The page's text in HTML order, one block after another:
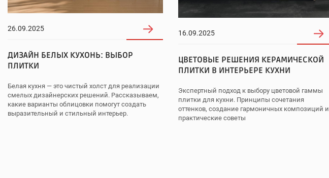
26.09.2025
ДИЗАЙН БЕЛЫХ КУХОНЬ: ВЫБОР
ПЛИТКИ
Белая кухня — это чистый холст для реализации
смелых дизайнерских решений. Рассказываем,
какие варианты облицовки помогут создать
выразительный и стильный интерьер.
16.09.2025
ЦВЕТОВЫЕ РЕШЕНИЯ КЕРАМИЧЕСКОЙ
ПЛИТКИ В ИНТЕРЬЕРЕ КУХНИ
Экспертный подход к выбору цветовой гаммы
плитки для кухни. Принципы сочетания
оттенков, создание гармоничных композиций и
практические советы